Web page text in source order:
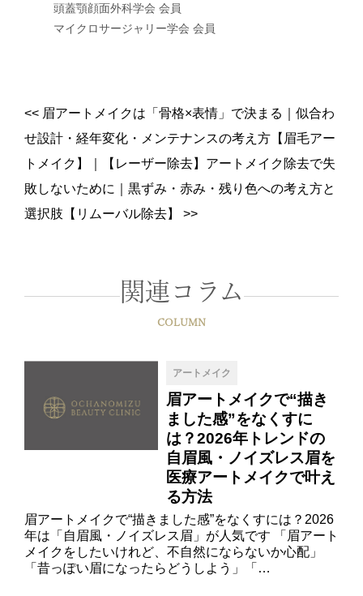
頭蓋顎顔面外科学会 会員
マイクロサージャリー学会 会員
<<眉アートメイクは「骨格×表情」で決まる｜似合わ
せ設計・経年変化・メンテナンスの考え方【眉毛アー
トメイク】
【レーザー除去】アートメイク除去で失
敗しないために｜黒ずみ・赤み・残り色への考え方と
選択肢【リムーバル除去】 >>
関連コラム
COLUMN
アートメイク
眉アートメイクで“描き
ました感”をなくすに
は？2026年トレンドの
自眉風・ノイズレス眉を
医療アートメイクで叶え
る方法
眉アートメイクで“描きました感”をなくすには？2026
年は「自眉風・ノイズレス眉」が人気です 「眉アート
メイクをしたいけれど、不自然にならないか心配」
「昔っぽい眉になったらどうしよう」「…